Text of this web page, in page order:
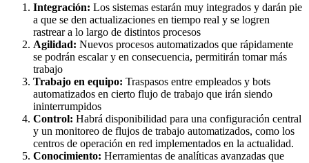
Integración: Los sistemas estarán muy integrados y darán pie
a que se den actualizaciones en tiempo real y se logren
rastrear a lo largo de distintos procesos
Agilidad: Nuevos procesos automatizados que rápidamente
se podrán escalar y en consecuencia, permitirán tomar más
trabajo
Trabajo en equipo: Traspasos entre empleados y bots
automatizados en cierto flujo de trabajo que irán siendo
ininterrumpidos
Control: Habrá disponibilidad para una configuración central
y un monitoreo de flujos de trabajo automatizados, como los
centros de operación en red implementados en la actualidad.
Conocimiento: Herramientas de analíticas avanzadas que